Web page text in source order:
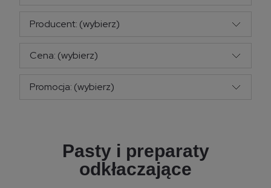
Producent: (wybierz)
Cena: (wybierz)
Promocja: (wybierz)
Pasty i preparaty
odkłaczające